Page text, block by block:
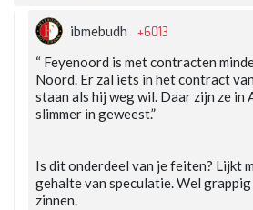
ibmebudh +6013
“ Feyenoord is met contracten
Noord. Er zal iets in het contract
staan als hij weg wil. Daar zijn ze in
slimmer in geweest.”
Is dit onderdeel van je feiten? Lijkt
gehalte van speculatie. Wel
zinnen.